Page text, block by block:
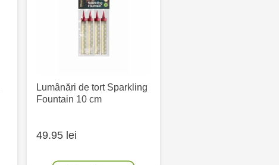
Lumânări de tort Sparkling
Fountain 10 cm
49.95 lei